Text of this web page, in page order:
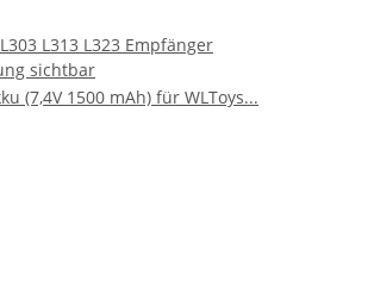
L313 L323 Empfänger
sichtbar